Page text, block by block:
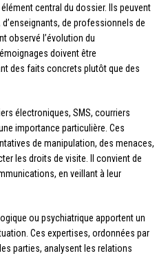
central du dossier. Ils peuvent
de professionnels de
observé l’évolution du
doivent être
des faits concrets plutôt que des
électroniques, SMS, courriers
importance particulière. Ces
de manipulation, des menaces,
les droits de visite. Il convient de
en veillant à leur
ou psychiatrique apportent un
Ces expertises, ordonnées par
parties, analysent les relations